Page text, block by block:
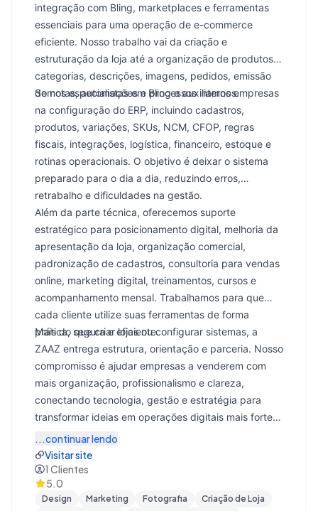
integração com Bling, marketplaces e ferramentas
essenciais para uma operação de e-commerce
eficiente. Nosso trabalho vai da criação e
estruturação da loja até a organização de produtos,
categorias, descrições, imagens, pedidos, emissão
de notas, automações e processos internos.
Somos especialistas em Bling e auxiliamos empresas
na configuração do ERP, incluindo cadastros,
produtos, variações, SKUs, NCM, CFOP, regras
fiscais, integrações, logística, financeiro, estoque e
rotinas operacionais. O objetivo é deixar o sistema
preparado para o dia a dia, reduzindo erros,
retrabalho e dificuldades na gestão.
Além da parte técnica, oferecemos suporte
estratégico para posicionamento digital, melhoria da
apresentação da loja, organização comercial,
padronização de cadastros, consultoria para vendas
online, marketing digital, treinamentos, cursos e
acompanhamento mensal. Trabalhamos para que
cada cliente utilize suas ferramentas de forma
prática, segura e eficiente.
Mais do que criar lojas ou configurar sistemas, a
ZAAZ entrega estrutura, orientação e parceria. Nosso
compromisso é ajudar empresas a venderem com
mais organização, profissionalismo e clareza,
conectando tecnologia, gestão e estratégia para
transformar ideias em operações digitais mais fortes
e preparadas para crescer.
...continuar lendo
Visitar site
1 Clientes
5.0
Design Marketing Fotografia
Criação de Loja